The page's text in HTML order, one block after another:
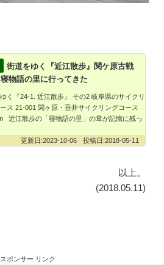
街道をゆく『近江散歩』関ケ原古戦
物語の里に行ってきた
く『24-1. 近江散歩』 その2 岐阜県のサイクリ
ス 21-001 関ヶ原・垂井サイクリングコース
近江散歩の「寝物語の里」の章が記憶に残っ
2018-05-11
2023-10-06
以上。
(2018.05.11)
スポンサー リンク